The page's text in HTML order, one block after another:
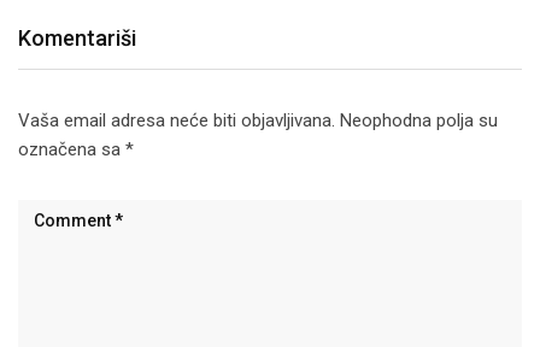
Komentariši
Vaša email adresa neće biti objavljivana. Neophodna polja su
označena sa *